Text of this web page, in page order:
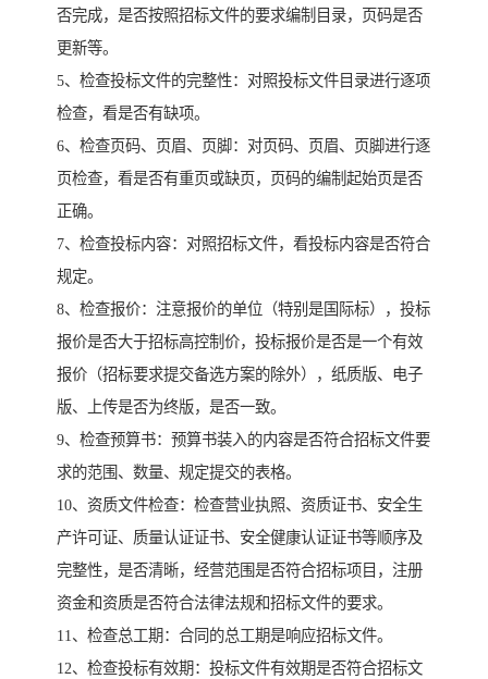
否完成，是否按照招标文件的要求编制目录，页码是否
更新等。
5、检查投标文件的完整性：对照投标文件目录进行逐项
检查，看是否有缺项。
6、检查页码、页眉、页脚：对页码、页眉、页脚进行逐
页检查，看是否有重页或缺页，页码的编制起始页是否
正确。
7、检查投标内容：对照招标文件，看投标内容是否符合
规定。
8、检查报价：注意报价的单位（特别是国际标），投标
报价是否大于招标高控制价，投标报价是否是一个有效
报价（招标要求提交备选方案的除外），纸质版、电子
版、上传是否为终版，是否一致。
9、检查预算书：预算书装入的内容是否符合招标文件要
求的范围、数量、规定提交的表格。
10、资质文件检查：检查营业执照、资质证书、安全生
产许可证、质量认证证书、安全健康认证证书等顺序及
完整性，是否清晰，经营范围是否符合招标项目，注册
资金和资质是否符合法律法规和招标文件的要求。
11、检查总工期：合同的总工期是响应招标文件。
12、检查投标有效期：投标文件有效期是否符合招标文